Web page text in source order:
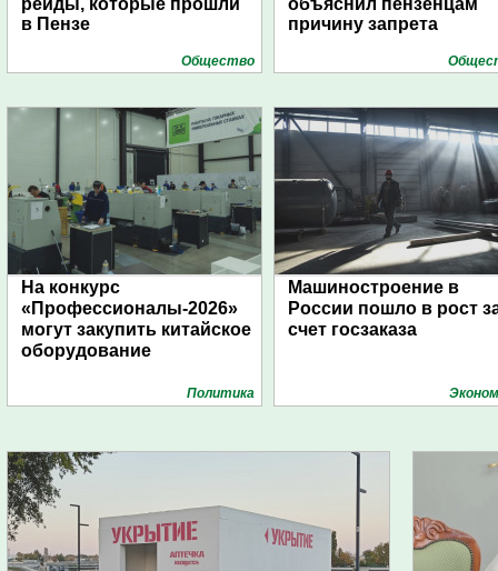
рейды, которые прошли
в Пензе
Общество
объяснил пензенцам
причину запрета
На конкурс
«Профессионалы-2026»
могут закупить китайское
оборудование
Политика
Машиностроение в
России пошло в рост
счет госзаказа